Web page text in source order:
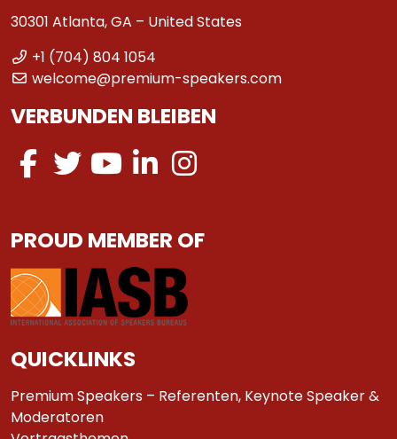
30301 Atlanta, GA – United States
+1 (704) 804 1054
welcome@premium-speakers.com
VERBUNDEN BLEIBEN
PROUD MEMBER OF
QUICKLINKS
Premium Speakers – Referenten, Keynote Speaker &
Moderatoren